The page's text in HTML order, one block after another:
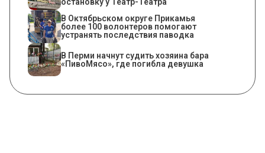
остановку у Театр-Театра
В Октябрьском округе Прикамья
более 100 волонтеров помогают
устранять последствия паводка
​В Перми начнут судить хозяина бара
«ПивоМясо», где погибла девушка